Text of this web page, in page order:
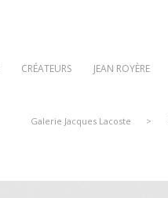
CRÉATEURS JEAN ROYÈRE
Galerie Jacques Lacoste >